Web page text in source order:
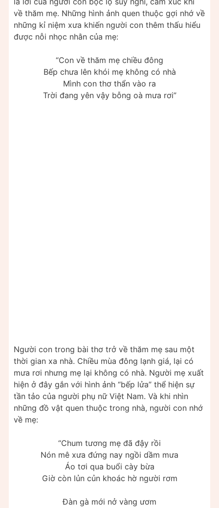
về thăm mẹ. Những hình ảnh quen thuộc gợi nhớ về
những kỉ niệm xưa khiến người con thêm thấu hiểu
được nỗi nhọc nhằn của mẹ:
“Con về thăm mẹ chiều đông
Bếp chưa lên khói mẹ không có nhà
Mình con thơ thẩn vào ra
Trời đang yên vậy bỗng oà mưa rơi”
Người con trong bài thơ trở về thăm mẹ sau một
thời gian xa nhà. Chiều mùa đông lạnh giá, lại có
mưa rơi nhưng mẹ lại không có nhà. Người mẹ xuất
hiện ở đây gắn với hình ảnh “bếp lửa” thể hiện sự
tần tảo của người phụ nữ Việt Nam. Và khi nhìn
những đồ vật quen thuộc trong nhà, người con nhớ
về mẹ:
“Chum tương mẹ đã đậy rồi
Nón mê xưa đứng nay ngồi dầm mưa
Áo tơi qua buổi cày bừa
Giờ còn lủn củn khoác hờ người rơm
Đàn gà mới nở vàng ươm